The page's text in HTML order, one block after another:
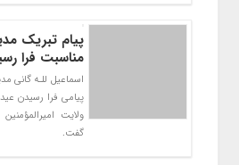
پیام تبریک
مناسبت فرا
اسماعیل للـه گانی
پیامی فرا رسیدن
ولایت
گفت.